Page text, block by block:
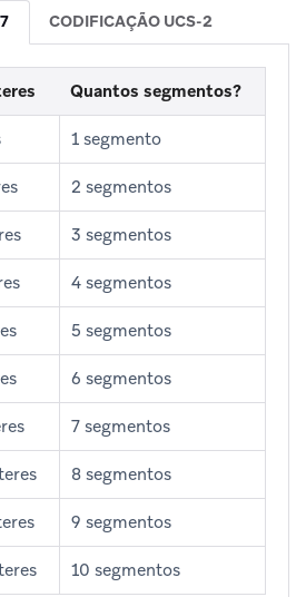
CODIFICAÇÃO UCS-2
Quantos segmentos?
1 segmento
2 segmentos
3 segmentos
4 segmentos
5 segmentos
6 segmentos
7 segmentos
8 segmentos
9 segmentos
10 segmentos